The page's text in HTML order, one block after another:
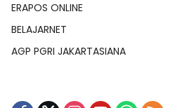
ERAPOS ONLINE
BELAJARNET
AGP PGRI JAKARTASIANA